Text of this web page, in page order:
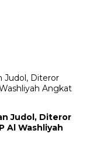
Judol, Diteror
Al Washliyah